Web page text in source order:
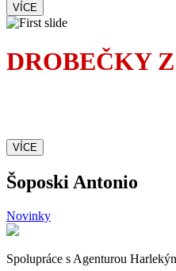
VÍCE
DROBEČKY
VÍCE
Šoposki Antonio
Novinky
Spolupráce s Agenturou